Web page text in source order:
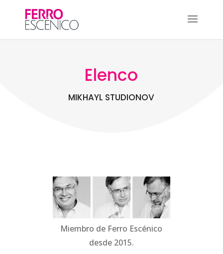
Elenco
MIKHAYL STUDIONOV
Miembro de Ferro Escénico
desde 2015.